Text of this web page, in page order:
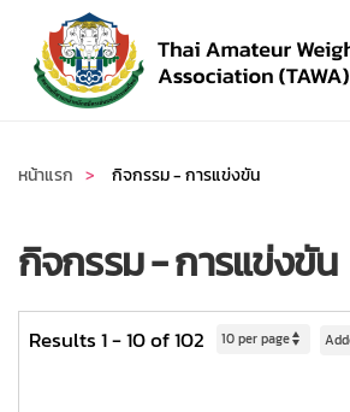
Skip to main content
หน้าแรก กิจกรรม - การแข่งขัน
กิจกรรม - การแข่งขัน
Results 1 - 10 of 102